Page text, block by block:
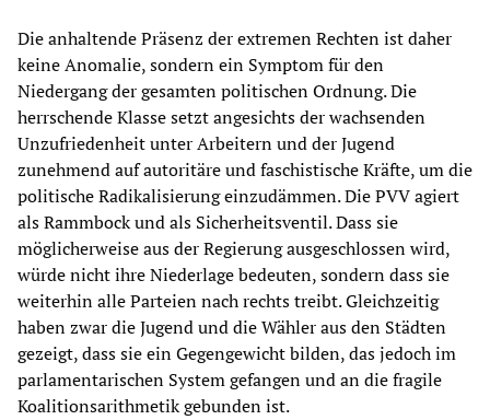
Die anhaltende Präsenz der extremen Rechten ist daher
keine Anomalie, sondern ein Symptom für den
Niedergang der gesamten politischen Ordnung. Die
herrschende Klasse setzt angesichts der wachsenden
Unzufriedenheit unter Arbeitern und der Jugend
zunehmend auf autoritäre und faschistische Kräfte, um die
politische Radikalisierung einzudämmen. Die PVV agiert
als Rammbock und als Sicherheitsventil. Dass sie
möglicherweise aus der Regierung ausgeschlossen wird,
würde nicht ihre Niederlage bedeuten, sondern dass sie
weiterhin alle Parteien nach rechts treibt. Gleichzeitig
haben zwar die Jugend und die Wähler aus den Städten
gezeigt, dass sie ein Gegengewicht bilden, das jedoch im
parlamentarischen System gefangen und an die fragile
Koalitionsarithmetik gebunden ist.